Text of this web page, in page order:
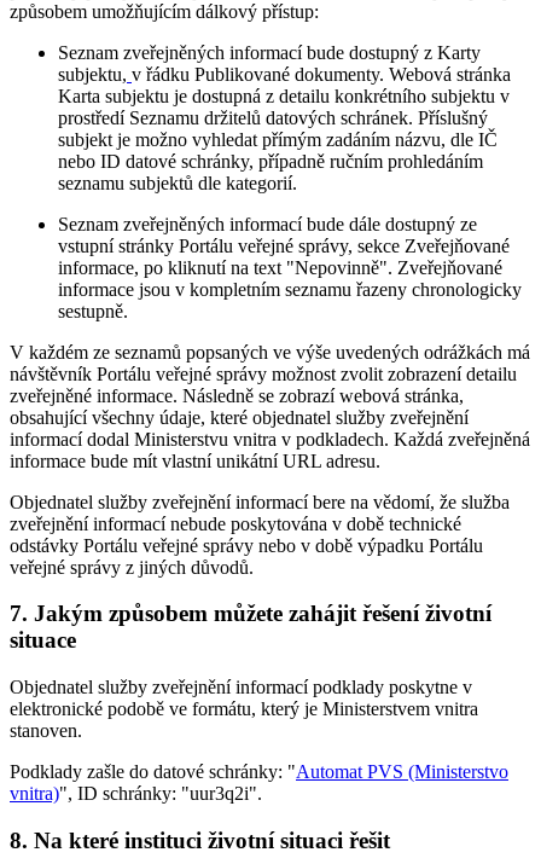
způsobem umožňujícím dálkový přístup:
Seznam zveřejněných informací bude dostupný z Karty
subjektu, v řádku Publikované dokumenty. Webová stránka
Karta subjektu je dostupná z detailu konkrétního subjektu v
prostředí Seznamu držitelů datových schránek. Příslušný
subjekt je možno vyhledat přímým zadáním názvu, dle IČ
nebo ID datové schránky, případně ručním prohledáním
seznamu subjektů dle kategorií.
Seznam zveřejněných informací bude dále dostupný ze
vstupní stránky Portálu veřejné správy, sekce Zveřejňované
informace, po kliknutí na text "Nepovinně". Zveřejňované
informace jsou v kompletním seznamu řazeny chronologicky
sestupně.
V každém ze seznamů popsaných ve výše uvedených odrážkách má
návštěvník Portálu veřejné správy možnost zvolit zobrazení detailu
zveřejněné informace. Následně se zobrazí webová stránka,
obsahující všechny údaje, které objednatel služby zveřejnění
informací dodal Ministerstvu vnitra v podkladech. Každá zveřejněná
informace bude mít vlastní unikátní URL adresu.
Objednatel služby zveřejnění informací bere na vědomí, že služba
zveřejnění informací nebude poskytována v době technické
odstávky Portálu veřejné správy nebo v době výpadku Portálu
veřejné správy z jiných důvodů.
7. Jakým způsobem můžete zahájit řešení životní
situace
Objednatel služby zveřejnění informací podklady poskytne v
elektronické podobě ve formátu, který je Ministerstvem vnitra
stanoven.
Podklady zašle do datové schránky: "Automat PVS (Ministerstvo
vnitra)", ID schránky: "uur3q2i".
8. Na které instituci životní situaci řešit